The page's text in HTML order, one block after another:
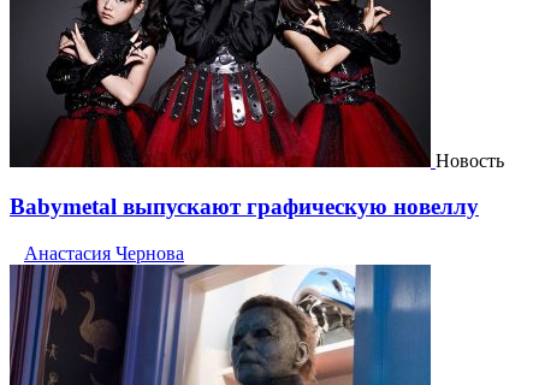
Новость
Babymetal выпускают графическую новеллу
Анастасия Чернова